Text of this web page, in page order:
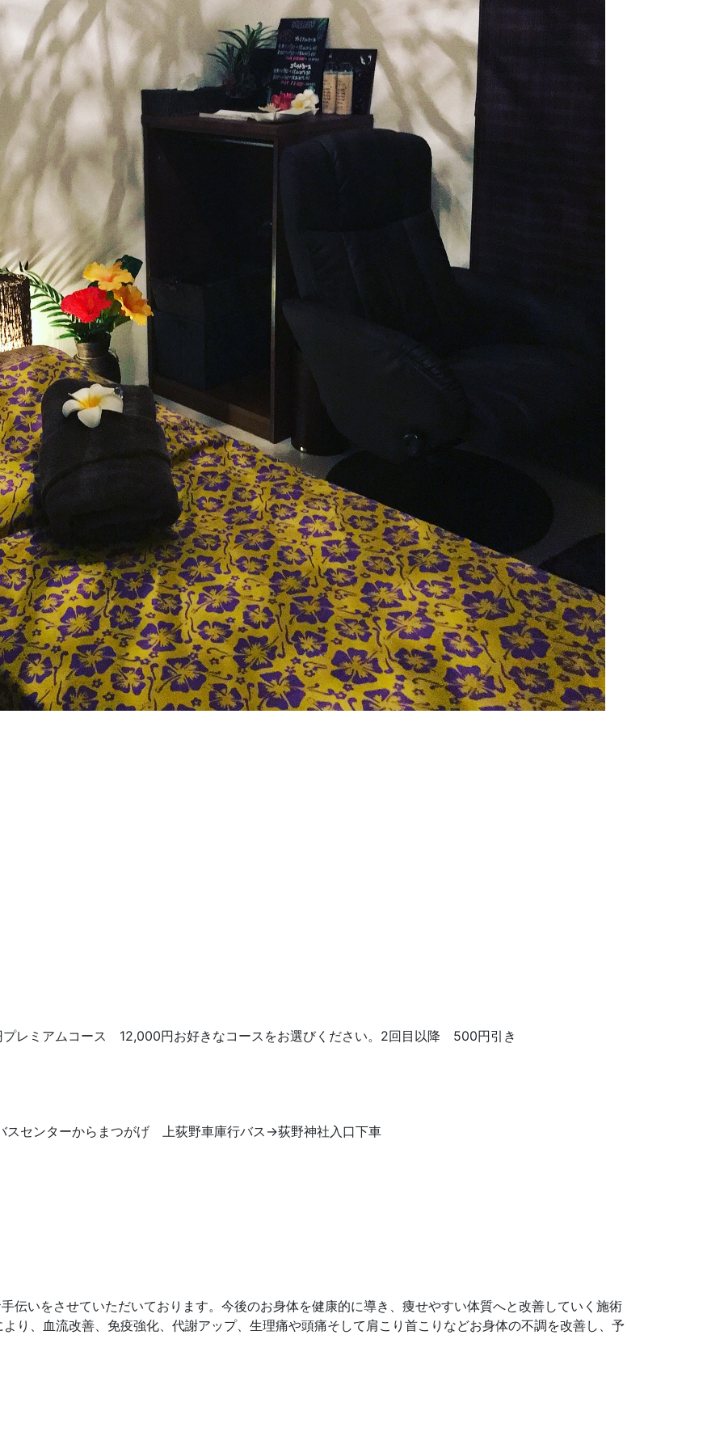
レミアムコース 12,000円お好きなコースをお選びください。2回目以降 500円引き
スセンターからまつがげ 上荻野車庫行バス→荻野神社入口下車
伝いをさせていただいております。今後のお身体を健康的に導き、痩せやすい体質へと改善していく施術
り、血流改善、免疫強化、代謝アップ、生理痛や頭痛そして肩こり首こりなどお身体の不調を改善し、予